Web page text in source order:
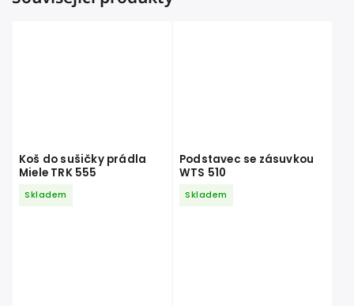
Koš do sušičky prádla
Miele TRK 555
Skladem
Podstavec se zásuvkou
WTS 510
Skladem